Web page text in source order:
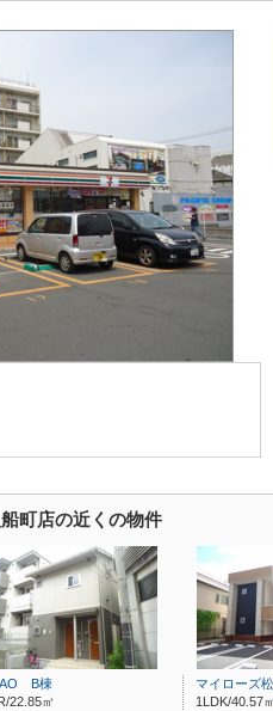
町店の近くの物件
B棟
22.85㎡
マイローズ
1LDK/40.57㎡